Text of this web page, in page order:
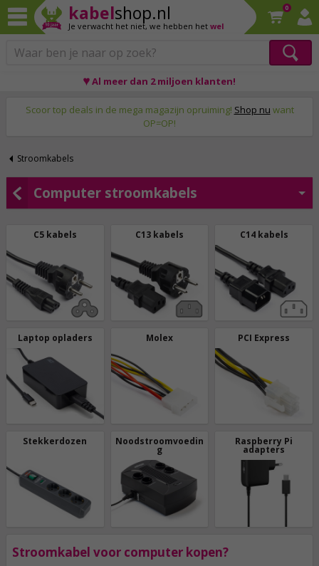
kabelshop.nl
Je verwacht het niet, we hebben het wel
0
♥ Al meer dan 2 miljoen klanten!
Scoor top deals in de mega magazijn opruiming! Shop nu want
OP=OP!
Stroomkabels
Computer stroomkabels
C5 kabels C13 kabels C14 kabels
Laptop opladers Molex PCI Express
Stekkerdozen Noodstroomvoedin
g
Raspberry Pi
adapters
Stroomkabel voor computer kopen?